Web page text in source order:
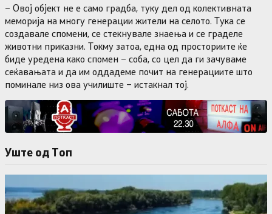
– Овој објект не е само градба, туку дел од колективната
меморија на многу генерации жители на селото. Тука се
создавале спомени, се стекнувале знаења и се граделе
животни приказни. Токму затоа, една од просториите ќе
биде уредена како спомен – соба, со цел да ги зачуваме
сеќавањата и да им оддадеме почит на генерациите што
поминале низ ова училиште – истакнал тој.
Уште од Tоп